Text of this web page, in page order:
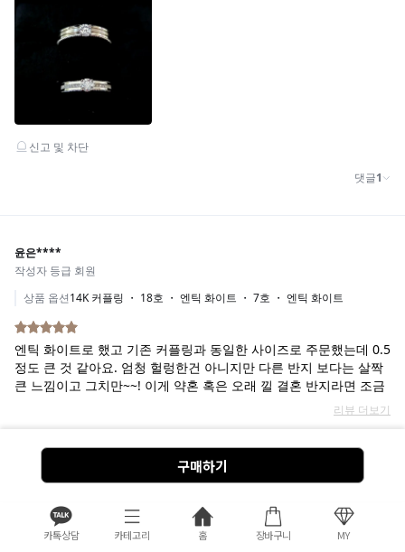
카톡상담 카테고리 홈 장바구니 MY
구매하기